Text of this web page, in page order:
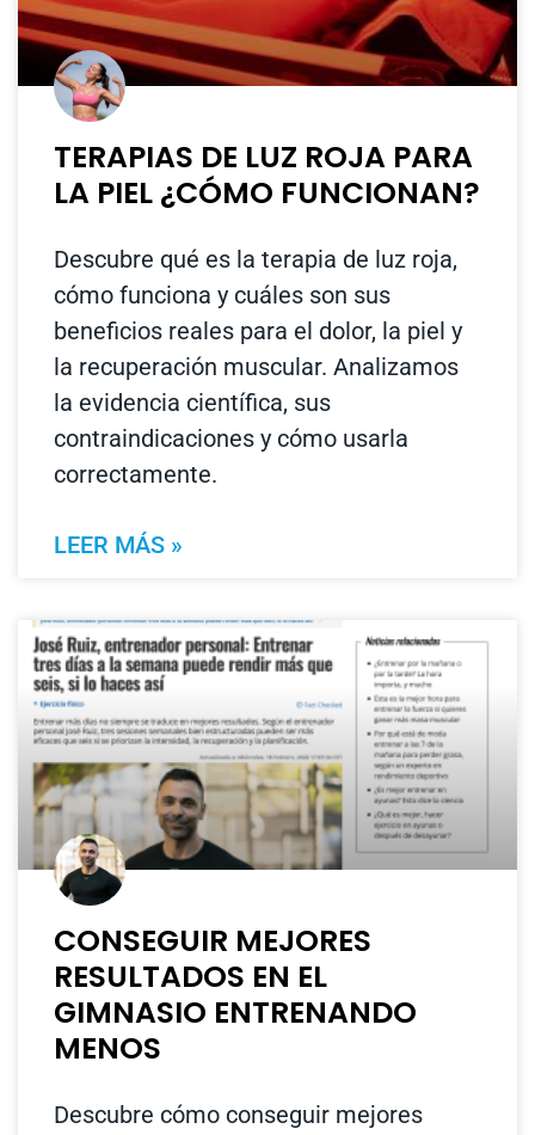
TERAPIAS DE LUZ ROJA PARA
LA PIEL ¿CÓMO FUNCIONAN?
Descubre qué es la terapia de luz roja,
cómo funciona y cuáles son sus
beneficios reales para el dolor, la piel y
la recuperación muscular. Analizamos
la evidencia científica, sus
contraindicaciones y cómo usarla
correctamente.
LEER MÁS »
CONSEGUIR MEJORES
RESULTADOS EN EL
GIMNASIO ENTRENANDO
MENOS
Descubre cómo conseguir mejores